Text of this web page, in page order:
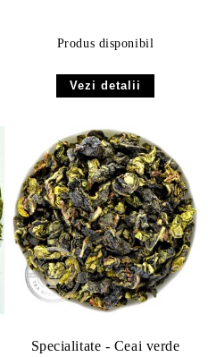
Produs disponibil
Vezi detalii
Specialitate - Ceai verde